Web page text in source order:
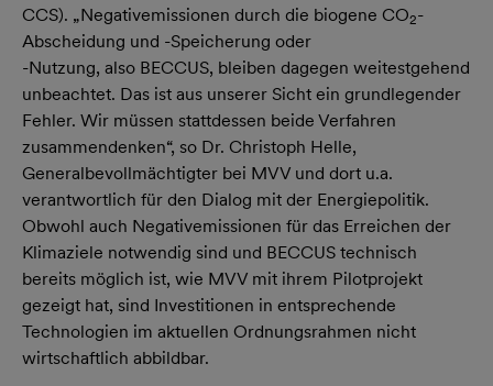
CCS). „Negativemissionen durch die biogene CO2-
Abscheidung und -Speicherung oder
-Nutzung, also BECCUS, bleiben dagegen weitestgehend
unbeachtet. Das ist aus unserer Sicht ein grundlegender
Fehler. Wir müssen stattdessen beide Verfahren
zusammendenken“, so Dr. Christoph Helle,
Generalbevollmächtigter bei MVV und dort u.a.
verantwortlich für den Dialog mit der Energiepolitik.
Obwohl auch Negativemissionen für das Erreichen der
Klimaziele notwendig sind und BECCUS technisch
bereits möglich ist, wie MVV mit ihrem Pilotprojekt
gezeigt hat, sind Investitionen in entsprechende
Technologien im aktuellen Ordnungsrahmen nicht
wirtschaftlich abbildbar.